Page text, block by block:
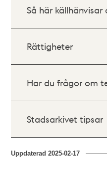
Så här
Rättigheter
Har du frågor om
Stadsarkivet tipsar
Uppdaterad2025-02-17